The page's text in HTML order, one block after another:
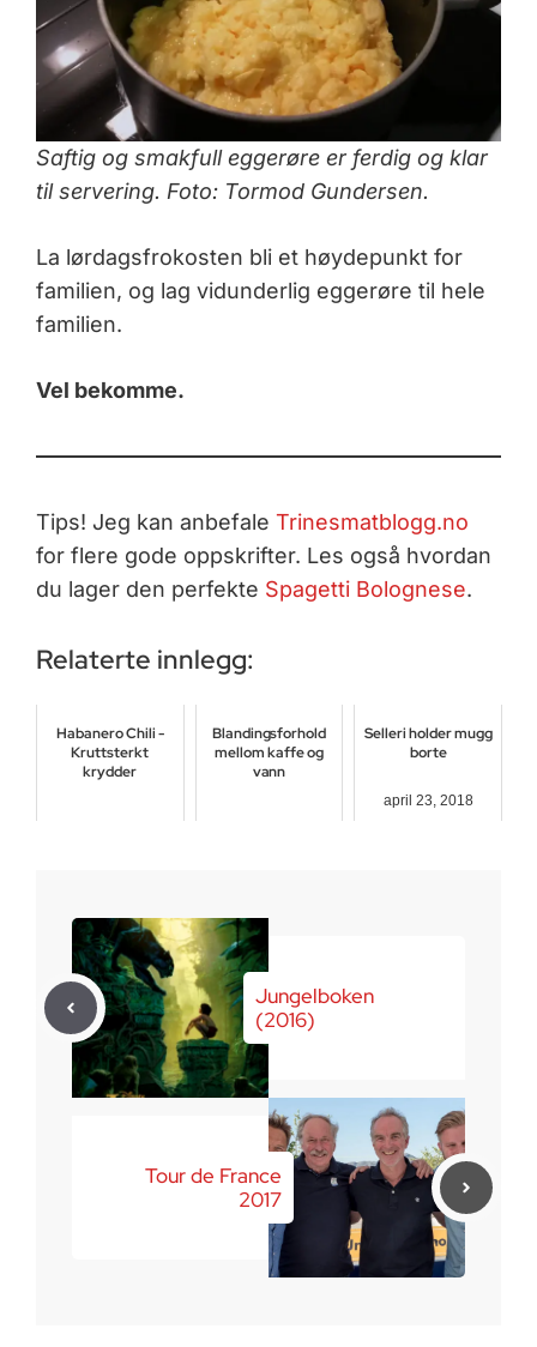
Saftig og smakfull eggerøre er ferdig og klar
til servering. Foto: Tormod Gundersen.
La lørdagsfrokosten bli et høydepunkt for
familien, og lag vidunderlig eggerøre til hele
familien.
Vel bekomme.
Tips! Jeg kan anbefale Trinesmatblogg.no
for flere gode oppskrifter. Les også hvordan
du lager den perfekte Spagetti Bolognese.
Relaterte innlegg:
Habanero Chili -
Kruttsterkt
krydder
Blandingsforhold
mellom kaffe og
vann
Selleri holder mugg
borte
april 23, 2018
Jungelboken
(2016)
Tour de France
2017